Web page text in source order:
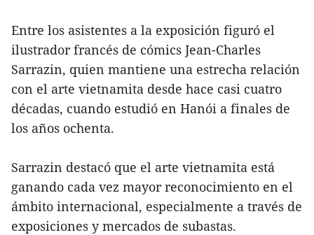
Entre los asistentes a la exposición figuró el
ilustrador francés de cómics Jean-Charles
Sarrazin, quien mantiene una estrecha relación
con el arte vietnamita desde hace casi cuatro
décadas, cuando estudió en Hanói a finales de
los años ochenta.
Sarrazin destacó que el arte vietnamita está
ganando cada vez mayor reconocimiento en el
ámbito internacional, especialmente a través de
exposiciones y mercados de subastas.